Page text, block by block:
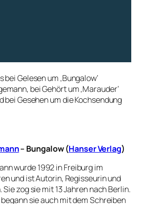
bei Gelesen um ‚Bungalow‘
bei Gehört um ‚Marauder‘
bei Gesehen um die Kochsendung
– Bungalow (Hanser Verlag)
wurde 1992 in Freiburg im
und ist Autorin, Regisseurin und
zog sie mit 13 Jahren nach Berlin.
sie auch mit dem Schreiben